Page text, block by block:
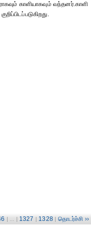
காளியாகவும் வந்தனர்.காளி
| ... | 1327 | 1328 | தொடர்ச்சி ››